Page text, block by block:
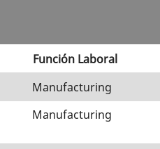
Función Laboral
Manufacturing
Manufacturing